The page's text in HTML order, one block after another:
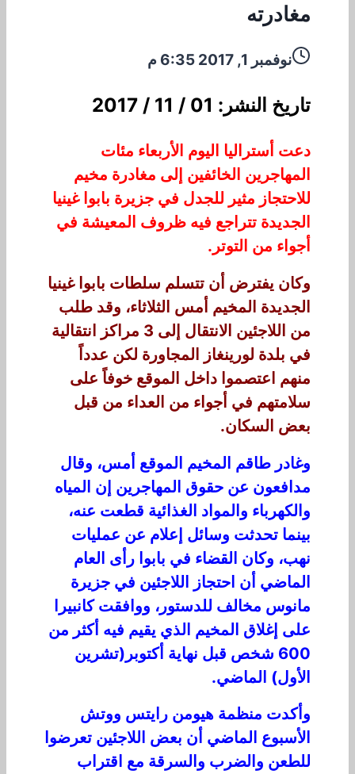
مغادرته
نوفمبر 1, 2017 6:35 م
تاريخ النشر: 01 / 11 / 2017
دعت أستراليا اليوم الأربعاء مئات
المهاجرين الخائفين إلى مغادرة مخيم
للاحتجاز مثير للجدل في جزيرة بابوا غينيا
الجديدة تتراجع فيه ظروف المعيشة في
أجواء من التوتر.
وكان يفترض أن تتسلم سلطات بابوا غينيا
الجديدة المخيم أمس الثلاثاء، وقد طلب
من اللاجئين الانتقال إلى 3 مراكز انتقالية
في بلدة لورينغاز المجاورة لكن عدداً
منهم اعتصموا داخل الموقع خوفاً على
سلامتهم في أجواء من العداء من قبل
بعض السكان.
وغادر طاقم المخيم الموقع أمس، وقال
مدافعون عن حقوق المهاجرين إن المياه
والكهرباء والمواد الغذائية قطعت عنه،
بينما تحدثت وسائل إعلام عن عمليات
نهب، وكان القضاء في بابوا رأى العام
الماضي أن احتجاز اللاجئين في جزيرة
مانوس مخالف للدستور، ووافقت كانبيرا
على إغلاق المخيم الذي يقيم فيه أكثر من
600 شخص قبل نهاية أكتوبر(تشرين
الأول) الماضي.
وأكدت منظمة هيومن رايتس ووتش
الأسبوع الماضي أن بعض اللاجئين تعرضوا
للطعن والضرب والسرقة مع اقتراب